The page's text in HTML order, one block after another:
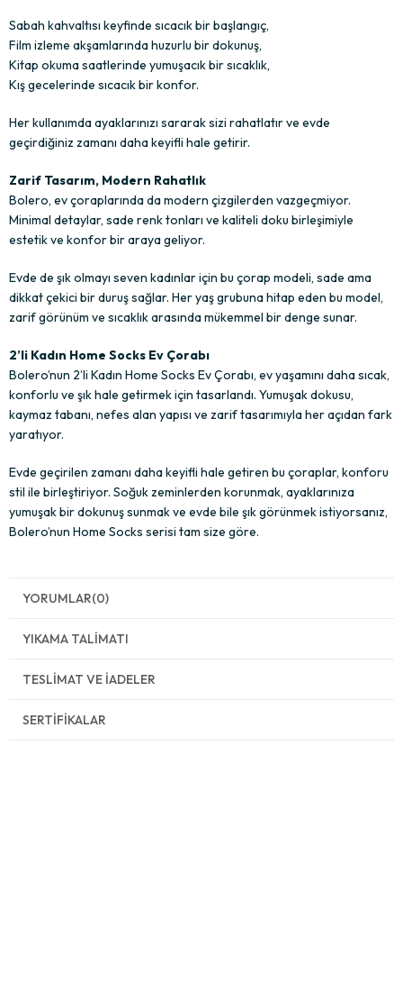
Sabah kahvaltısı keyfinde sıcacık bir başlangıç,
Film izleme akşamlarında huzurlu bir dokunuş,
Kitap okuma saatlerinde yumuşacık bir sıcaklık,
Kış gecelerinde sıcacık bir konfor.
Her kullanımda ayaklarınızı sararak sizi rahatlatır ve evde
geçirdiğiniz zamanı daha keyifli hale getirir.
Zarif Tasarım, Modern Rahatlık
Bolero, ev çoraplarında da modern çizgilerden vazgeçmiyor.
Minimal detaylar, sade renk tonları ve kaliteli doku birleşimiyle
estetik ve konfor bir araya geliyor.
Evde de şık olmayı seven kadınlar için bu çorap modeli, sade ama
dikkat çekici bir duruş sağlar. Her yaş grubuna hitap eden bu model,
zarif görünüm ve sıcaklık arasında mükemmel bir denge sunar.
2’li Kadın Home Socks Ev Çorabı
Bolero’nun 2’li Kadın Home Socks Ev Çorabı, ev yaşamını daha sıcak,
konforlu ve şık hale getirmek için tasarlandı. Yumuşak dokusu,
kaymaz tabanı, nefes alan yapısı ve zarif tasarımıyla her açıdan fark
yaratıyor.
Evde geçirilen zamanı daha keyifli hale getiren bu çoraplar, konforu
stil ile birleştiriyor. Soğuk zeminlerden korunmak, ayaklarınıza
yumuşak bir dokunuş sunmak ve evde bile şık görünmek istiyorsanız,
Bolero’nun Home Socks serisi tam size göre.
YORUMLAR(0)
YIKAMA TALIMATI
TESLIMAT VE İADELER
SERTIFIKALAR